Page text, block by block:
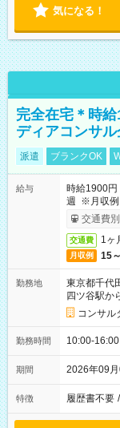
気になる！
完全在宅＊時
ディアコンサ
派遣 ブランクOK
給与
時給1900
週 ※月収例
ービス利用
交通費
交通費 1ヶ
月収例 15
勤務地
東京都千代
四ツ谷駅か
コンサル
勤務時間 10:00-
期間 2026年09
特徴 履歴書不要 /